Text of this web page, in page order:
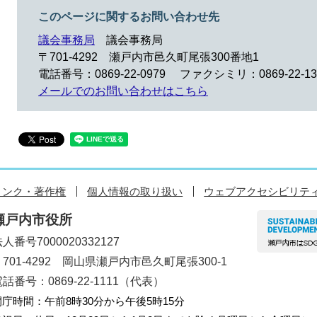
このページに関するお問い合わせ先
議会事務局
議会事務局
〒701-4292
瀬戸内市邑久町尾張300番地1
電話番号：0869-22-0979
ファクシミリ：0869-22-
メールでのお問い合わせはこちら
ンク・著作権 個人情報の取り扱い ウェブアクセシビリテ
戸内市役所
人番号7000020332127
701-4292 岡山県瀬戸内市邑久町尾張300-1
話番号：0869-22-1111（代表）
庁時間：午前8時30分から午後5時15分